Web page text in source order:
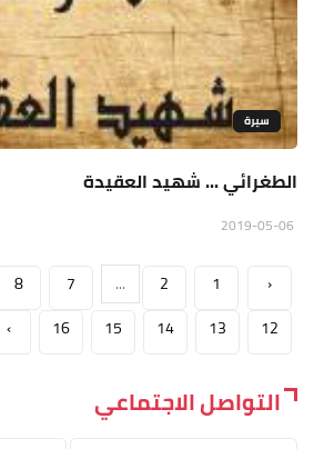
سيرة
الطغرائي ... شهيد العقيدة
‹
1
2
...
7
8
12
13
14
15
16
›
التواصل الاجتماعي